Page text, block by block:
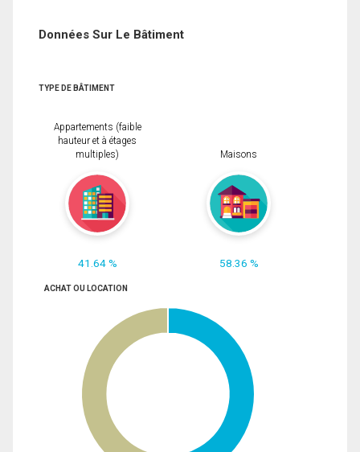
Données Sur Le Bâtiment
TYPE DE BÂTIMENT
Appartements (faible
hauteur et à étages
multiples)
41.64 %
Maisons
58.36 %
ACHAT OU LOCATION